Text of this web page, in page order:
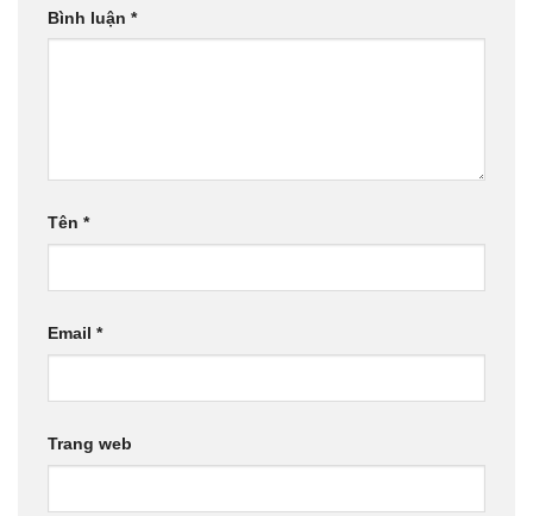
Bình luận *
Tên *
Email *
Trang web